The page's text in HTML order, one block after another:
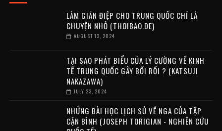
LÀM GIÁN ĐIỆP CHO TRUNG QUỐC CHỈ LÀ
CHUYỆN NHỎ (THOIBAO.DE)
AUGUST 13, 2024
TẠI SAO PHÁT BIỂU CỦA LÝ CƯỜNG VỀ KINH
TẾ TRUNG QUỐC GÂY BỐI RỐI ? (KATSUJI
NAKAZAWA)
JULY 23, 2024
NHỮNG BÀI HỌC LỊCH SỬ VỀ NGA CỦA TẬP
CẬN BÌNH (JOSEPH TORIGIAN - NGHIÊN CỨU